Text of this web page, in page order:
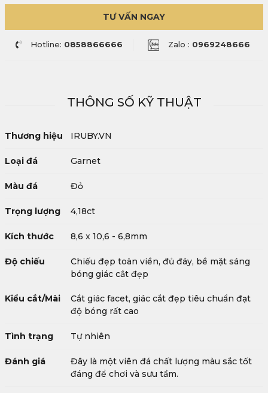
TƯ VẤN NGAY
Hotline: 0858866666 Zalo : 0969248666
THÔNG SỐ KỸ THUẬT
Thương hiệu IRUBY.VN
Loại đá Garnet
Màu đá Đỏ
Trọng lượng 4,18ct
Kích thước 8,6 x 10,6 - 6,8mm
Độ chiếu
Chiếu đẹp toàn viền, đủ đáy, bề mặt sáng
bóng giác cắt đẹp
Kiểu cắt/Mài
Cắt giác facet, giác cắt đẹp tiêu chuẩn đạt
độ bóng rất cao
Tình trạng Tự nhiên
Đánh giá
Đây là một viên đá chất lượng màu sắc tốt
đáng để chơi và sưu tầm.